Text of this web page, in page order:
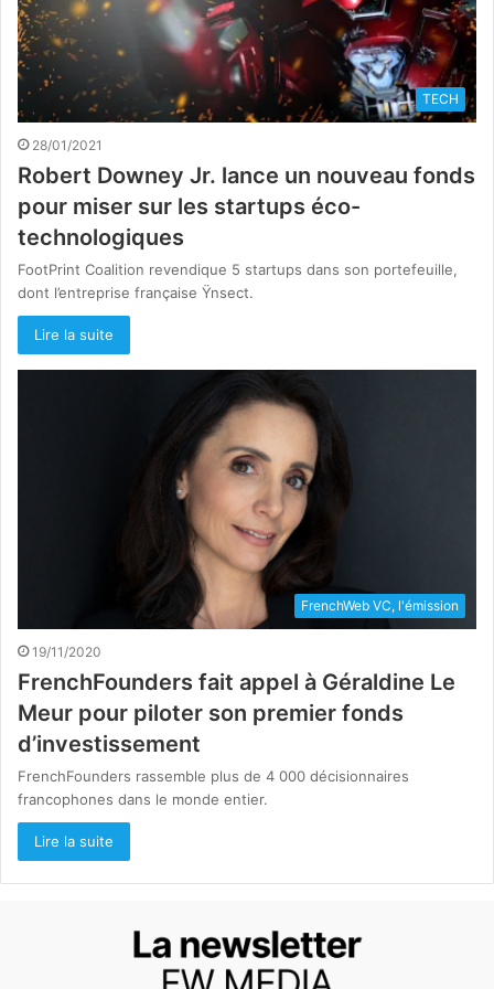
TECH
28/01/2021
Robert Downey Jr. lance un nouveau fonds
pour miser sur les startups éco-
technologiques
FootPrint Coalition revendique 5 startups dans son portefeuille,
dont l’entreprise française Ÿnsect.
Lire la suite
FrenchWeb VC, l'émission
19/11/2020
FrenchFounders fait appel à Géraldine Le
Meur pour piloter son premier fonds
d’investissement
FrenchFounders rassemble plus de 4 000 décisionnaires
francophones dans le monde entier.
Lire la suite